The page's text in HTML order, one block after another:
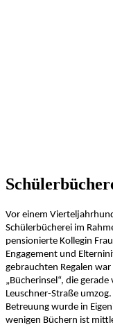
Vor einem
Schülerbücherei im
pensionierte Kollegin
Engagement und
gebrauchten Regalen
„Bücherinsel“, die
Leuschner-Straße umzog.
Betreuung wurde in
wenigen Büchern ist